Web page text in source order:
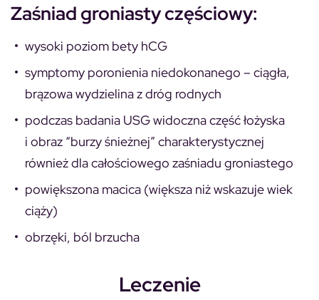
Zaśniad groniasty częściowy:
wysoki poziom bety hCG
symptomy poronienia niedokonanego – ciągła,
brązowa wydzielina z dróg rodnych
podczas badania USG widoczna część łożyska
i obraz “burzy śnieżnej” charakterystycznej
również dla całościowego zaśniadu groniastego
powiększona macica (większa niż wskazuje wiek
ciąży)
obrzęki, ból brzucha
Leczenie